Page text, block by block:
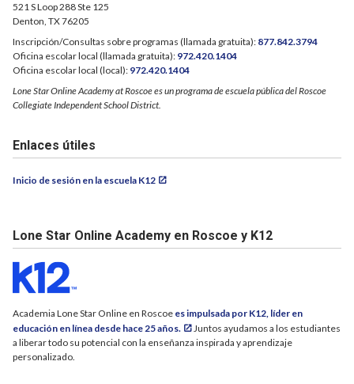
521 S Loop 288 Ste 125
Denton, TX 76205
Inscripción/Consultas sobre programas (llamada gratuita): 877.842.3794
Oficina escolar local (llamada gratuita): 972.420.1404
Oficina escolar local (local): 972.420.1404
Lone Star Online Academy at Roscoe es un programa de escuela pública del Roscoe
Collegiate Independent School District.
Enlaces útiles
Inicio de sesión en la escuela K12
Lone Star Online Academy en Roscoe y K12
Academia Lone Star Online en Roscoe es impulsada por K12, líder en
educación en línea desde hace 25 años.
Juntos ayudamos a los estudiantes
a liberar todo su potencial con la enseñanza inspirada y aprendizaje
personalizado.